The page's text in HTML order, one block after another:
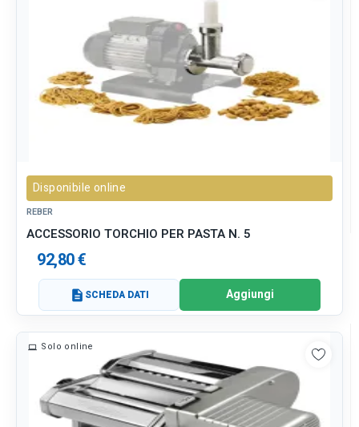
Disponibile online
REBER
ACCESSORIO TORCHIO PER PASTA N. 5
92,80 €
description SCHEDA DATI Aggiungi
Solo online